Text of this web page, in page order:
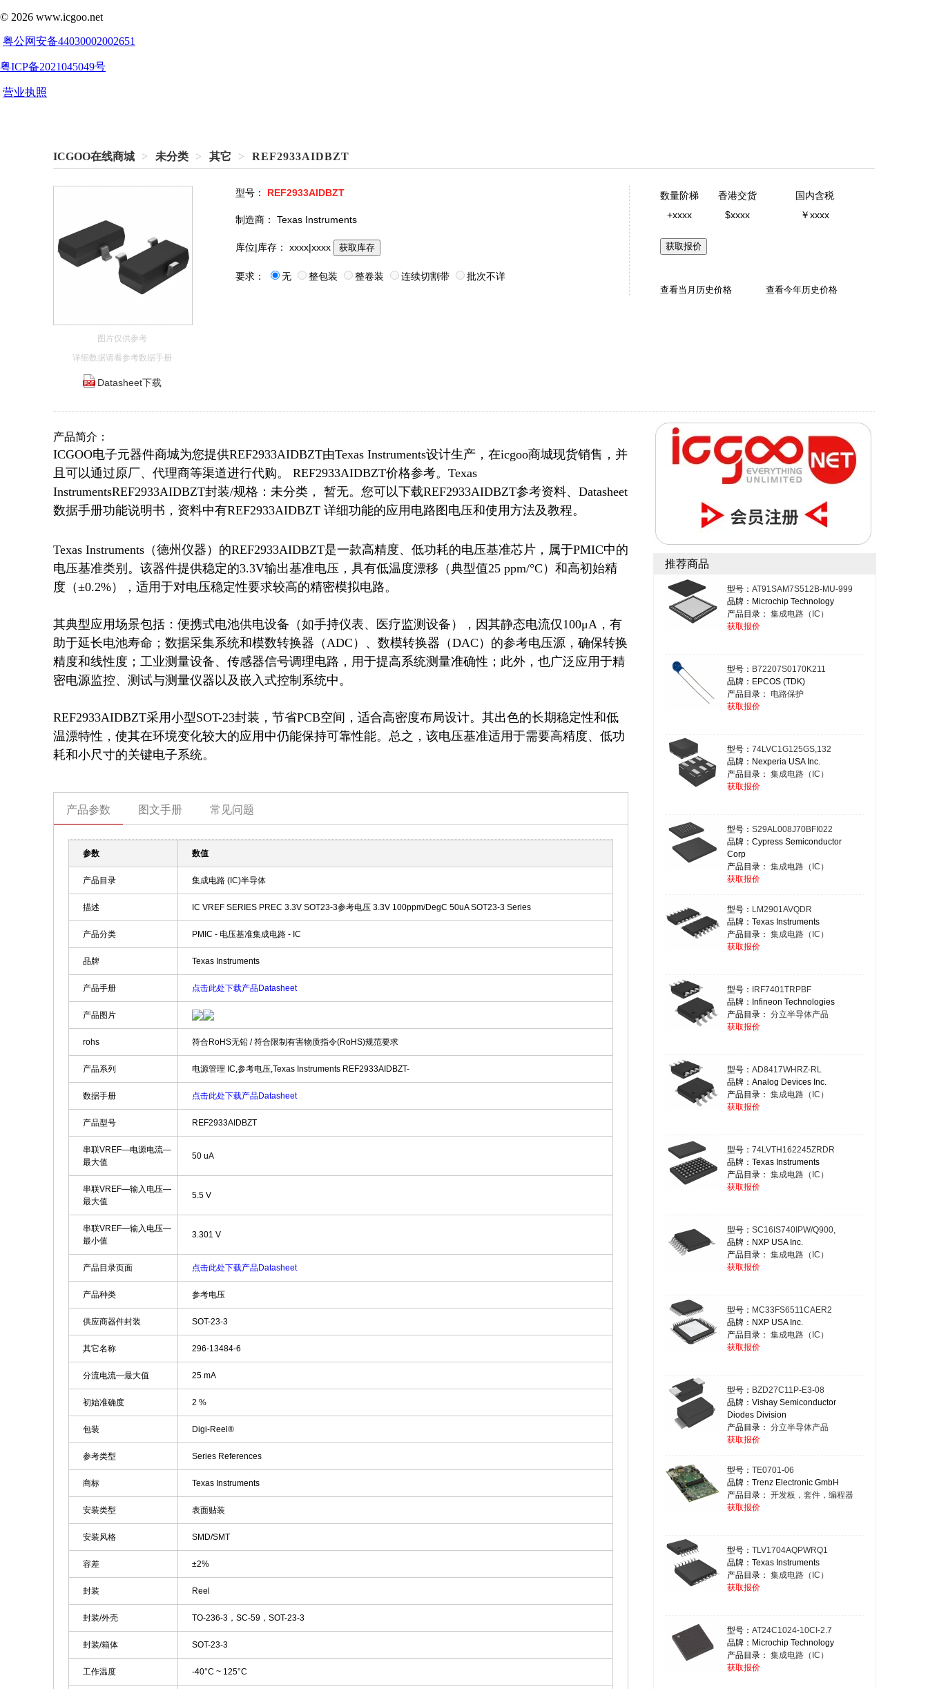
ICGOO在线商城 > 未分类 > 其它 > REF2933AIDBZT
图片仅供参考
详细数据请看参考数据手册
Datasheet下载
型号： REF2933AIDBZT
制造商： Texas Instruments
库位|库存： xxxx|xxxx 获取库存
要求： 无 整包装 整卷装 连续切割带 批次不详
数量阶梯 香港交货
国内含税
+xxxx
$xxxx ￥xxxx
获取报价
查看当月历史价格 查看今年历史价格
产品简介：
ICGOO电子元器件商城为您提供REF2933AIDBZT由Texas Instruments设计生产，在icgoo商城现货销售，并
且可以通过原厂、代理商等渠道进行代购。 REF2933AIDBZT价格参考。Texas
InstrumentsREF2933AIDBZT封装/规格：未分类， 暂无。您可以下载REF2933AIDBZT参考资料、Datasheet
数据手册功能说明书，资料中有REF2933AIDBZT 详细功能的应用电路图电压和使用方法及教程。
Texas Instruments（德州仪器）的REF2933AIDBZT是一款高精度、低功耗的电压基准芯片，属于PMIC中的
电压基准类别。该器件提供稳定的3.3V输出基准电压，具有低温度漂移（典型值25 ppm/°C）和高初始精
度（±0.2%），适用于对电压稳定性要求较高的精密模拟电路。
其典型应用场景包括：便携式电池供电设备（如手持仪表、医疗监测设备），因其静态电流仅100μA，有
助于延长电池寿命；数据采集系统和模数转换器（ADC）、数模转换器（DAC）的参考电压源，确保转换
精度和线性度；工业测量设备、传感器信号调理电路，用于提高系统测量准确性；此外，也广泛应用于精
密电源监控、测试与测量仪器以及嵌入式控制系统中。
REF2933AIDBZT采用小型SOT-23封装，节省PCB空间，适合高密度布局设计。其出色的长期稳定性和低
温漂特性，使其在环境变化较大的应用中仍能保持可靠性能。总之，该电压基准适用于需要高精度、低功
耗和小尺寸的关键电子系统。
产品参数 图文手册 常见问题
参数 数值
产品目录 集成电路 (IC)半导体
描述 IC VREF SERIES PREC 3.3V SOT23-3参考电压 3.3V 100ppm/DegC 50uA SOT23-3 Series
产品分类 PMIC - 电压基准集成电路 - IC
品牌 Texas Instruments
产品手册 点击此处下载产品Datasheet
产品图片
rohs 符合RoHS无铅 / 符合限制有害物质指令(RoHS)规范要求
产品系列 电源管理 IC,参考电压,Texas Instruments REF2933AIDBZT-
数据手册 点击此处下载产品Datasheet
产品型号 REF2933AIDBZT
串联VREF—电源电流—
最大值
50 uA
串联VREF—输入电压—
最大值
5.5 V
串联VREF—输入电压—
最小值
3.301 V
产品目录页面 点击此处下载产品Datasheet
产品种类 参考电压
供应商器件封装 SOT-23-3
其它名称 296-13484-6
分流电流—最大值 25 mA
初始准确度 2 %
包装 Digi-Reel®
参考类型 Series References
商标 Texas Instruments
安装类型 表面贴装
安装风格 SMD/SMT
容差 ±2%
封装 Reel
封装/外壳 TO-236-3，SC-59，SOT-23-3
封装/箱体 SOT-23-3
工作温度 -40°C ~ 125°C
推荐商品
型号： AT91SAM7S512B-MU-999
品牌：Microchip Technology
产品目录： 集成电路（IC）
获取报价
型号： B72207S0170K211
品牌：EPCOS (TDK)
产品目录： 电路保护
获取报价
型号： 74LVC1G125GS,132
品牌：Nexperia USA Inc.
产品目录： 集成电路（IC）
获取报价
型号： S29AL008J70BFI022
品牌：Cypress Semiconductor
Corp
产品目录： 集成电路（IC）
获取报价
型号： LM2901AVQDR
品牌：Texas Instruments
产品目录： 集成电路（IC）
获取报价
型号：
IRF7401TRPBF
品牌：Infineon Technologies
产品目录： 分立半导体产品
获取报价
型号： AD8417WHRZ-RL
品牌：Analog Devices Inc.
产品目录： 集成电路（IC）
获取报价
型号： 74LVTH162245ZRDR
品牌：Texas Instruments
产品目录： 集成电路（IC）
获取报价
型号： SC16IS740IPW/Q900,
品牌：NXP USA Inc.
产品目录： 集成电路（IC）
获取报价
型号： MC33FS6511CAER2
品牌：NXP USA Inc.
产品目录： 集成电路（IC）
获取报价
型号： BZD27C11P-E3-08
品牌：Vishay Semiconductor
Diodes Division
产品目录： 分立半导体产品
获取报价
型号： TE0701-06
品牌：Trenz Electronic GmbH
产品目录： 开发板，套件，编程器
获取报价
型号： TLV1704AQPWRQ1
品牌：Texas Instruments
产品目录： 集成电路（IC）
获取报价
型号： AT24C1024-10CI-2.7
品牌：Microchip Technology
产品目录： 集成电路（IC）
获取报价